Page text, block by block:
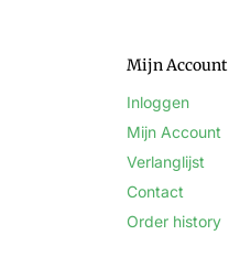
Mijn Account
Inloggen
Mijn Account
Verlanglijst
Contact
Order history